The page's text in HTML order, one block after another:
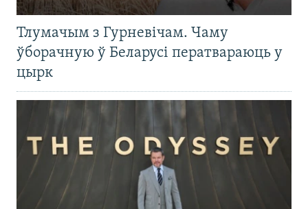
Тлумачым з Гурневічам. Чаму
ўборачную ў Беларусі ператвараюць у
цырк